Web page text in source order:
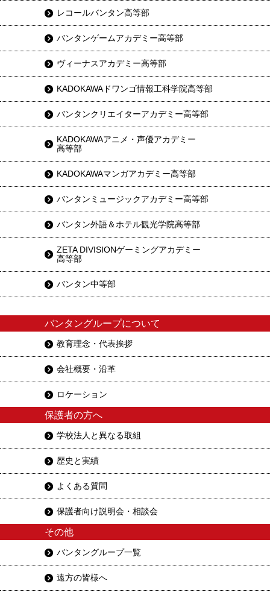
レコールバンタン高等部
バンタンゲームアカデミー高等部
ヴィーナスアカデミー高等部
KADOKAWAドワンゴ情報工科学院高等部
バンタンクリエイターアカデミー高等部
KADOKAWAアニメ・声優アカデミー
高等部
KADOKAWAマンガアカデミー高等部
バンタンミュージックアカデミー高等部
バンタン外語＆ホテル観光学院高等部
ZETA DIVISIONゲーミングアカデミー
高等部
バンタン中等部
バンタングループについて
教育理念・代表挨拶
会社概要・沿革
ロケーション
保護者の方へ
学校法人と異なる取組
歴史と実績
よくある質問
保護者向け説明会・相談会
その他
バンタングループ一覧
遠方の皆様へ